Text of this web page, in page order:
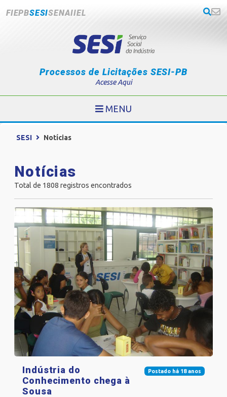
FIEPBSESISENAIIEL
Processos de Licitações SESI-PB
Acesse Aqui
MENU
SESI Notícias
Notícias
Total de 1808 registros encontrados
Postado há 18 anos
Indústria do
Conhecimento chega à
Sousa